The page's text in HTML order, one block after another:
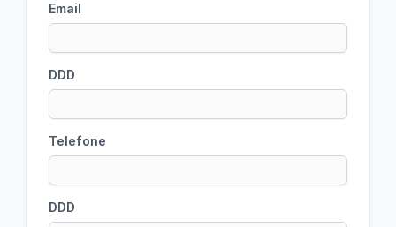
Email
DDD
Telefone
DDD